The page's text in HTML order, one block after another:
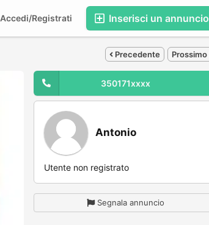
Inserisci un annuncio
Accedi/Registrati
Precedente Prossimo
350171xxxx
Antonio
Utente non registrato
Segnala annuncio